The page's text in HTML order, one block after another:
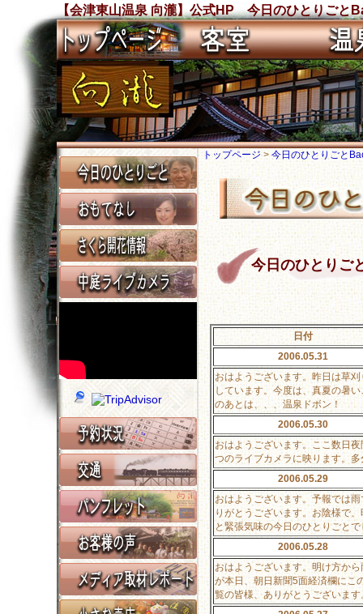
【会津東山温泉 向瀧】公式HP 今日のひとりごと
トップページ> 今日のひとりごと
今日のひとりご
日付
2006.05.31
おはようございます。昨日は草
しています。今度は、真夏の暑
のあとは、、、温泉ドボン！
2006.05.30
おはようございます。ここ数日
つのライブカメラに映ります。
2006.05.29
おはようございます。予報では
りがとうございます。お陰様で
と緊張気味の今日のひとりごと
2006.05.28
おはようございます。明け方か
が本日、朝日新聞5面経済欄にこ
覧の皆様、ありがとうございま